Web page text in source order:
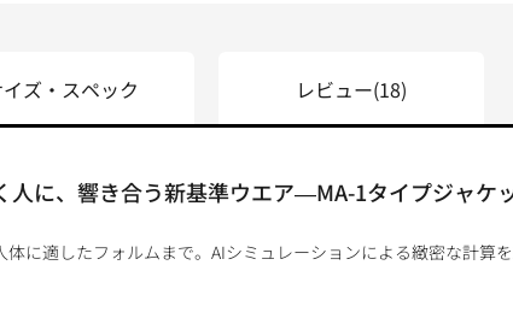
に、響き合う新基準ウエア―MA-1タイプジャケ
に適したフォルムまで。AIシミュレーションによる緻密な計算
ズ・スペック レビュー(18)